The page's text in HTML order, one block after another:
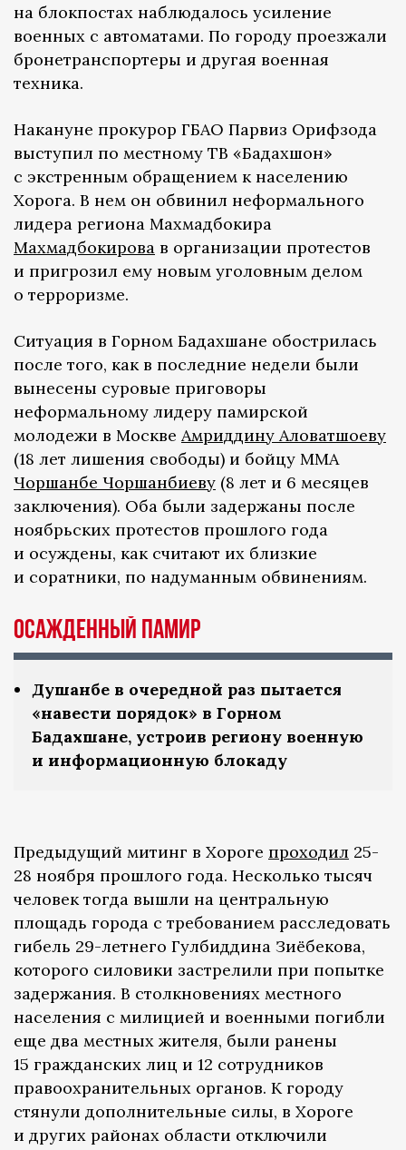
на блокпостах наблюдалось усиление
военных с автоматами. По городу проезжали
бронетранспортеры и другая военная
техника.
Накануне прокурор ГБАО Парвиз Орифзода
выступил по местному ТВ «Бадахшон»
с экстренным обращением к населению
Хорога. В нем он обвинил неформального
лидера региона Махмадбокира
Махмадбокирова в организации протестов
и пригрозил ему новым уголовным делом
о терроризме.
Ситуация в Горном Бадахшане обострилась
после того, как в последние недели были
вынесены суровые приговоры
неформальному лидеру памирской
молодежи в Москве Амриддину Аловатшоеву
(18 лет лишения свободы) и бойцу ММА
Чоршанбе Чоршанбиеву (8 лет и 6 месяцев
заключения). Оба были задержаны после
ноябрьских протестов прошлого года
и осуждены, как считают их близкие
и соратники, по надуманным обвинениям.
Осажденный Памир
Душанбе в очередной раз пытается
«навести порядок» в Горном
Бадахшане, устроив региону военную
и информационную блокаду
Предыдущий митинг в Хороге проходил 25-
28 ноября прошлого года. Несколько тысяч
человек тогда вышли на центральную
площадь города с требованием расследовать
гибель 29-летнего Гулбиддина Зиёбекова,
которого силовики застрелили при попытке
задержания. В столкновениях местного
населения с милицией и военными погибли
еще два местных жителя, были ранены
15 гражданских лиц и 12 сотрудников
правоохранительных органов. К городу
стянули дополнительные силы, в Хороге
и других районах области отключили